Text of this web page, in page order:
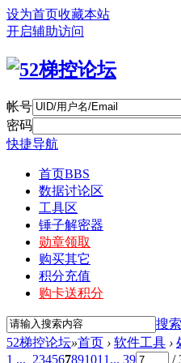
设为首页收藏本站
开启辅助访问
帐号
密码
快捷导航
首页BBS
数据讨论区
工具区
锤子解密器
勋章领取
购买其它
积分充值
购卡送积分
搜索
52梯控论坛»首页 › 软件工具 ›
1 ... 234567891011 ... 39 /